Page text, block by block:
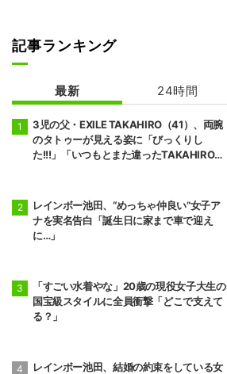
記事ランキング
最新 24時間
3児の父・EXILE TAKAHIRO（41）、両腕
のタトゥーが見える姿に「びっくりし
た!!!」「いつもとまた違ったTAKAHIROさ
レインボー池田、“めっちゃ仲良い”女子ア
ナを実名告白「誕生日に家まで車で迎え
に…」
「すごい水着やな」20歳の現役女子大生の
国宝級スタイルに全員衝撃「どこで支えて
る？」
レインボー池田、結婚の約束をしている女